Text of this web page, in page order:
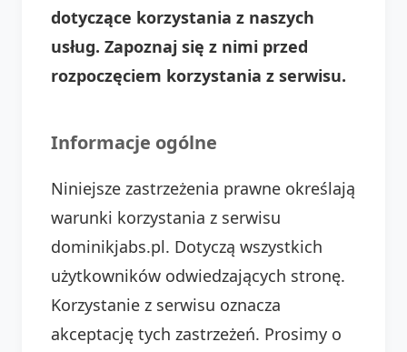
dotyczące korzystania z naszych
usług. Zapoznaj się z nimi przed
rozpoczęciem korzystania z serwisu.
Informacje ogólne
Niniejsze zastrzeżenia prawne określają
warunki korzystania z serwisu
dominikjabs.pl. Dotyczą wszystkich
użytkowników odwiedzających stronę.
Korzystanie z serwisu oznacza
akceptację tych zastrzeżeń. Prosimy o